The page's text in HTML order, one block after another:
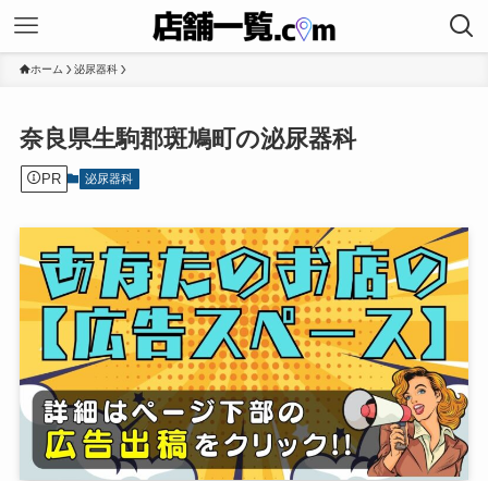
ホーム 泌尿器科
奈良県生駒郡斑鳩町の泌尿器科
PR 泌尿器科